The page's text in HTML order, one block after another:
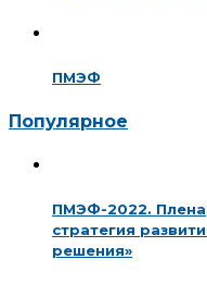
ПМЭФ
Популярное
ПМЭФ-2022.
стратегия
решения»